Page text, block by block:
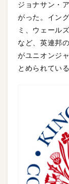
ジョナサン・
がった。イン
ミ、ウェール
など、英連邦
がユニオンジ
とめられている